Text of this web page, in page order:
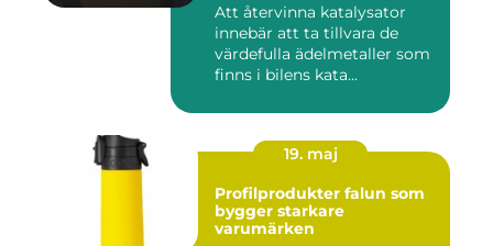
Att återvinna katalysator
innebär att ta tillvara de
värdefulla ädelmetaller som
finns i bilens kata...
19. maj
Profilprodukter falun som
bygger starkare
varumärken